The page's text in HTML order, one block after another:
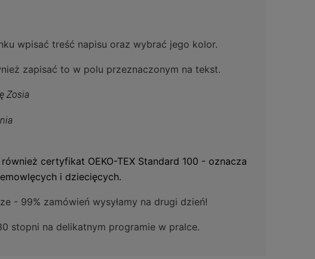
wpisać treść napisu oraz wybrać jego kolor.
zapisać to w polu przeznaczonym na tekst.
Zosia
certyfikat OEKO-TEX Standard 100 - oznacza
i dziecięcych.
- 99% zamówień wysyłamy na drugi dzień!
stopni na delikatnym programie w pralce.